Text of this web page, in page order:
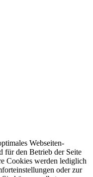
Webseiten-
für den Betrieb der Seite
Cookies werden lediglich
oder zur